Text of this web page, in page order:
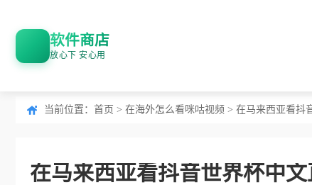
软件商店
放心下 安心用
当前位置： 首页 > 在海外怎么看咪咕视频 > 在马来西亚看抖
在马来西亚看抖音世界杯中